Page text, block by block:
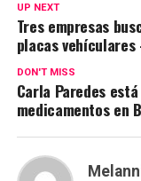
UP NEXT
Tres empresas
placas vehículares
DON'T MISS
Carla Paredes
medicamentos en